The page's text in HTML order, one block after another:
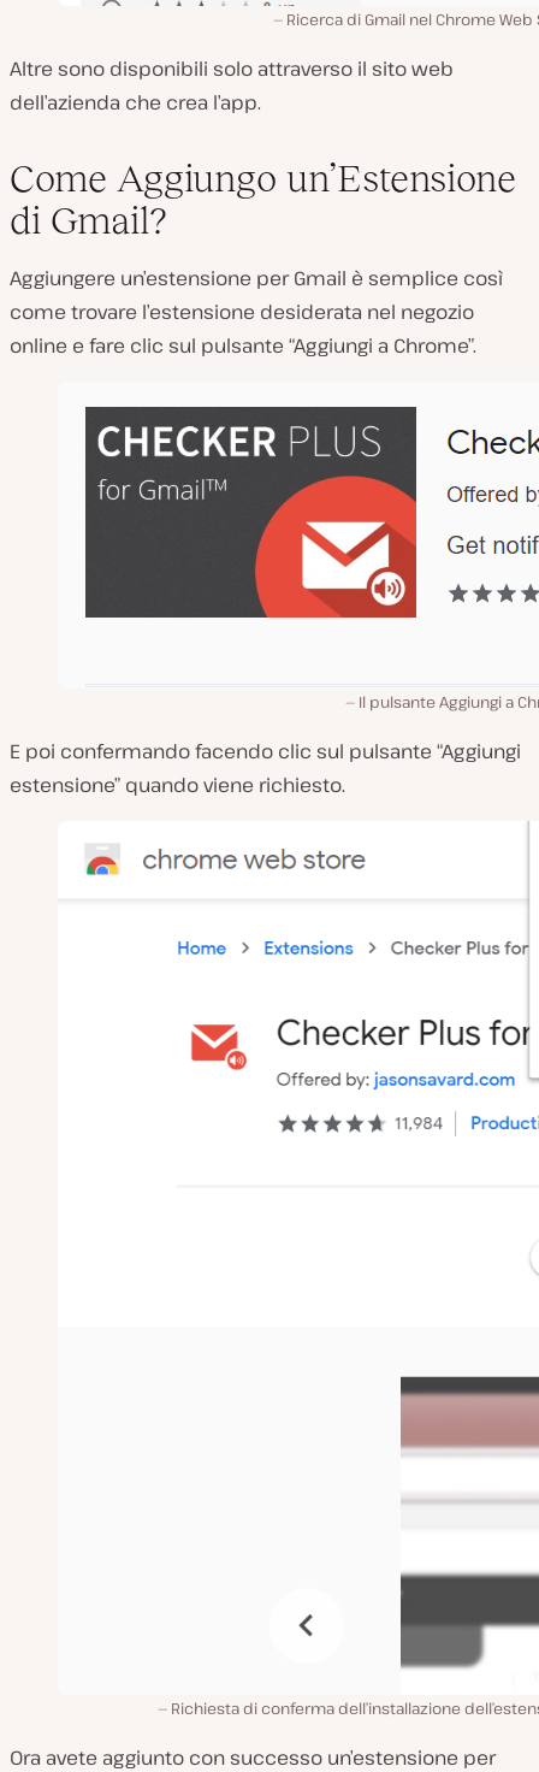
Ricerca di Gmail nel Chrome Web
Altre sono disponibili solo attraverso il sito web
dell’azienda che crea l’app.
Come Aggiungo un’Estensione
di Gmail?
Aggiungere un’estensione per Gmail è semplice così
come trovare l’estensione desiderata nel negozio
online e fare clic sul pulsante “Aggiungi a Chrome”.
Il pulsante Aggiungi a
E poi confermando facendo clic sul pulsante “Aggiungi
estensione” quando viene richiesto.
Richiesta di conferma dell’installazione
Ora avete aggiunto con successo un’estensione per